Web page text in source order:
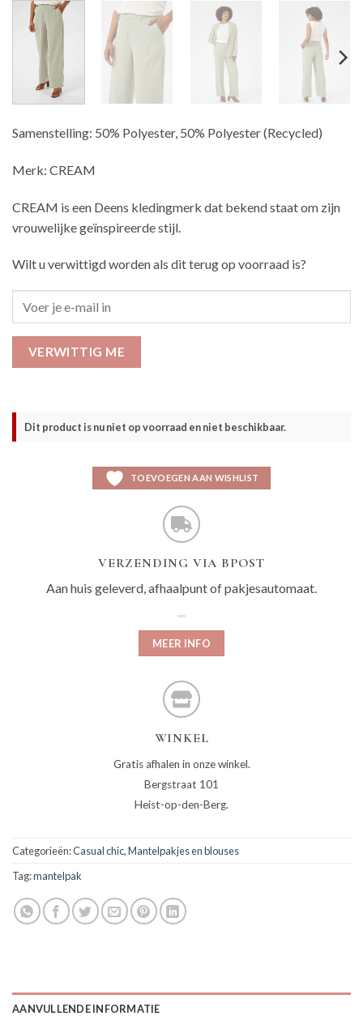
Samenstelling: 50% Polyester, 50% Polyester (Recycled)
Merk: CREAM
CREAM is een Deens kledingmerk dat bekend staat om zijn
vrouwelijke geïnspireerde stijl.
Wilt u verwittigd worden als dit terug op voorraad is?
VERWITTIG ME
Dit product is nu niet op voorraad en niet beschikbaar.
TOEVOEGEN AAN WISHLIST
VERZENDING VIA BPOST
Aan huis geleverd, afhaalpunt of pakjesautomaat.
MEER INFO
WINKEL
Gratis afhalen in onze winkel.
Bergstraat 101
Heist-op-den-Berg.
Categorieën:Casual chic,Mantelpakjes en blouses
Tag:mantelpak
AANVULLENDE INFORMATIE